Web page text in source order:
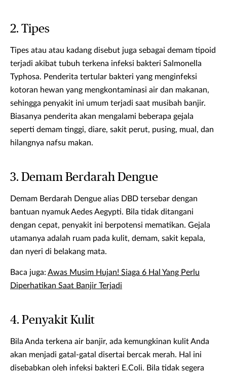
2. Tipes
Tipes atau atau kadang disebut juga sebagai demam tipoid
terjadi akibat tubuh terkena infeksi bakteri Salmonella
Typhosa. Penderita tertular bakteri yang menginfeksi
kotoran hewan yang mengkontaminasi air dan makanan,
sehingga penyakit ini umum terjadi saat musibah banjir.
Biasanya penderita akan mengalami beberapa gejala
seperti demam tinggi, diare, sakit perut, pusing, mual, dan
hilangnya nafsu makan.
3. Demam Berdarah Dengue
Demam Berdarah Dengue alias DBD tersebar dengan
bantuan nyamuk Aedes Aegypti. Bila tidak ditangani
dengan cepat, penyakit ini berpotensi mematikan. Gejala
utamanya adalah ruam pada kulit, demam, sakit kepala,
dan nyeri di belakang mata.
Baca juga: Awas Musim Hujan! Siaga 6 Hal Yang Perlu
Diperhatikan Saat Banjir Terjadi
4. Penyakit Kulit
Bila Anda terkena air banjir, ada kemungkinan kulit Anda
akan menjadi gatal-gatal disertai bercak merah. Hal ini
disebabkan oleh infeksi bakteri E.Coli. Bila tidak segera